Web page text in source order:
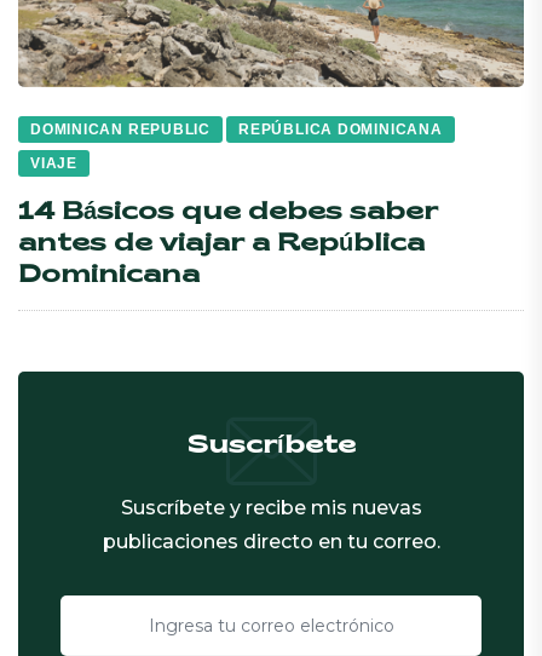
DOMINICAN REPUBLIC
REPÚBLICA DOMINICANA
VIAJE
14 Básicos que debes saber
antes de viajar a República
Dominicana
Suscríbete
Suscríbete y recibe mis nuevas
publicaciones directo en tu correo.